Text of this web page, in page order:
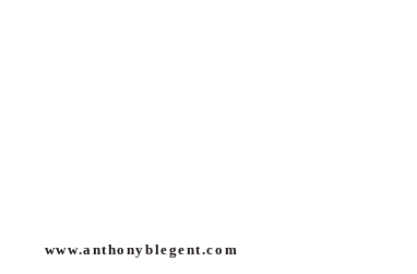
www.anthonyblegent.com